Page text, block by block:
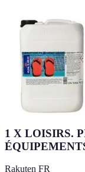
1 X LOISIRS.
Rakuten FR